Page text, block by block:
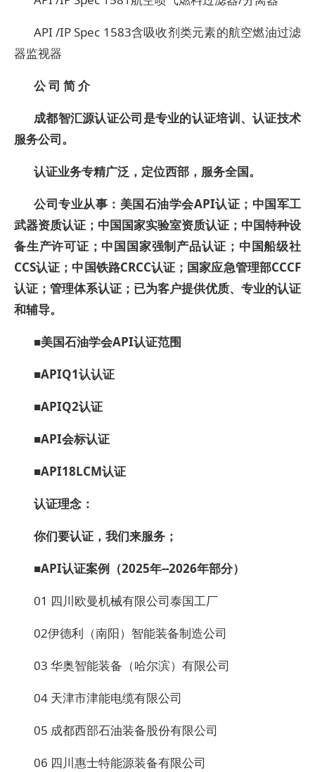
API /IP Spec 1583含吸收剂类元素的航空燃油过滤
器监视器
公 司 简 介
成都智汇源认证公司是专业的认证培训、认证技术
服务公司。
认证业务专精广泛，定位西部，服务全国。
公司专业从事： 美国石油学会API认证 ；中国军工
武器资质认证；中国国家实验室资质认证；中国特种设
备生产许可证；中国国家强制产品认证；中国船级社
CCS认证；中国铁路CRCC认证；国家应急管理部CCCF
认证；管理体系认证；已为客户提供优质、专业的认证
和辅导。
■美国石油学会API认证范围
■APIQ1认认证
■APIQ2认证
■API会标认证
■API18LCM认证
认证理念 ：
你们要认证，我们来服务 ；
■API认证案例（2025年--2026年部分）
01 四川欧曼机械有限公司泰国工厂
02伊德利（南阳）智能装备制造公司
03 华奥智能装备（哈尔滨）有限公司
04 天津市津能电缆有限公司
05 成都西部石油装备股份有限公司
06 四川惠士特能源装备有限公司